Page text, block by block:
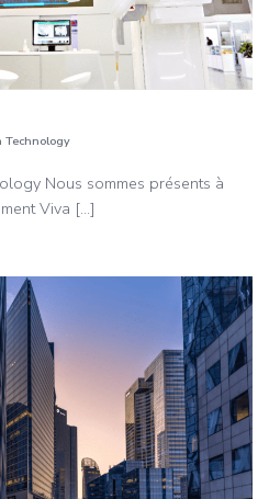
Technology
Nous sommes présents à
Viva […]